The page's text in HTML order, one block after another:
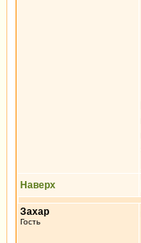
Наверх
Захар
Гость